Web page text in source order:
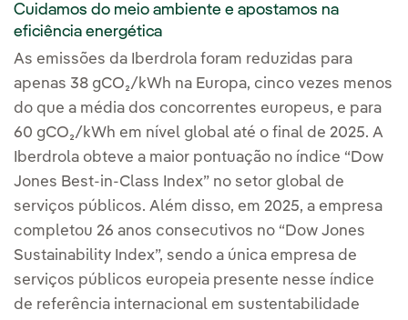
Cuidamos do meio ambiente e apostamos na
eficiência energética
As emissões da Iberdrola foram reduzidas para
apenas 38 gCO₂/kWh na Europa, cinco vezes menos
do que a média dos concorrentes europeus, e para
60 gCO₂/kWh em nível global até o final de 2025. A
Iberdrola obteve a maior pontuação no índice “Dow
Jones Best-in-Class Index” no setor global de
serviços públicos. Além disso, em 2025, a empresa
completou 26 anos consecutivos no “Dow Jones
Sustainability Index”, sendo a única empresa de
serviços públicos europeia presente nesse índice
de referência internacional em sustentabilidade